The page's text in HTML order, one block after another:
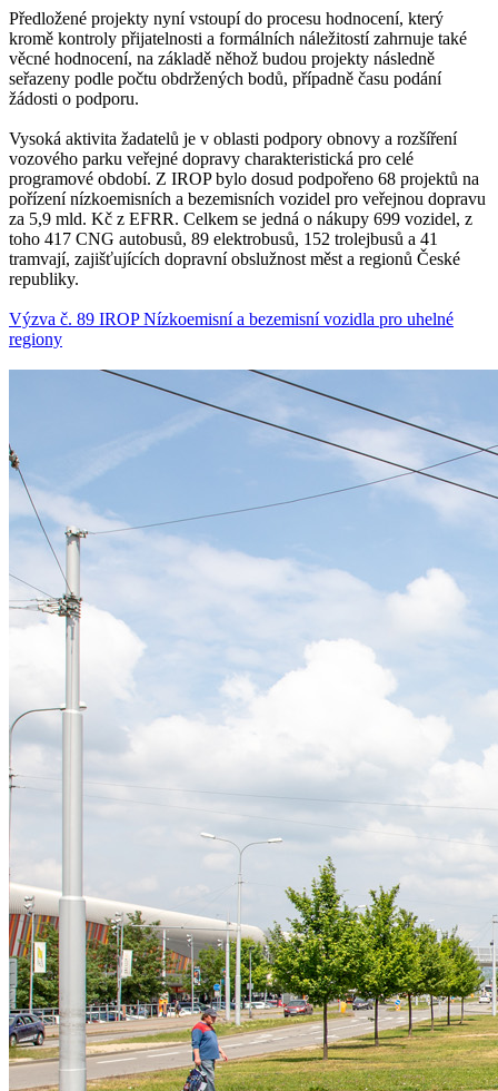
Předložené projekty nyní vstoupí do procesu hodnocení, který
kromě kontroly přijatelnosti a formálních náležitostí zahrnuje také
věcné hodnocení, na základě něhož budou projekty následně
seřazeny podle počtu obdržených bodů, případně času podání
žádosti o podporu.
Vysoká aktivita žadatelů je v oblasti podpory obnovy a rozšíření
vozového parku veřejné dopravy charakteristická pro celé
programové období. Z IROP bylo dosud podpořeno 68 projektů na
pořízení nízkoemisních a bezemisních vozidel pro veřejnou dopravu
za 5,9 mld. Kč z EFRR. Celkem se jedná o nákupy 699 vozidel, z
toho 417 CNG autobusů, 89 elektrobusů, 152 trolejbusů a 41
tramvají, zajišťujících dopravní obslužnost měst a regionů České
republiky.
Výzva č. 89 IROP Nízkoemisní a bezemisní vozidla pro uhelné
regiony